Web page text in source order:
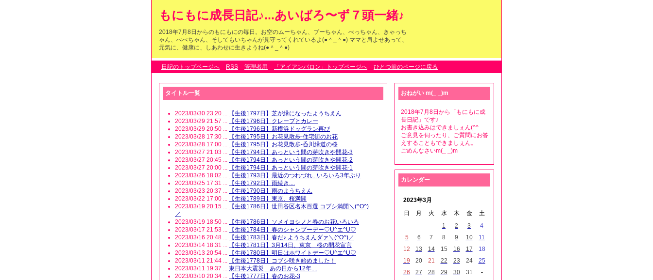
もにもに成長日記♪...あいばろ〜ず７頭一緒♪
2018年7月8日からのもにもにの毎日。お空のムーちゃん、ブーちゃん、べっちゃん、きゃっち
ゃん、べべちゃん、そしてもいちゃんが見守ってくれているよ(●＾_＾●) ママと肩よせあって、
元気に、健康に、しあわせに生きようね(●＾_＾●)
日記のトップページへ RSS 管理者用 「アイアンバロン」トップページへ ひとつ前のページに戻る
タイトル一覧
2023/03/30 23:20 ...
【生後1797日】芝が緑になったようちえん
2023/03/29 21:57 ...
【生後1796日】クレープとカレー
2023/03/29 20:50 ...
【生後1796日】新横浜ドッグラン再び
2023/03/28 17:30 ...
【生後1795日】お花見散歩-住宅街のお花
2023/03/28 17:00 ...
【生後1795日】お花見散歩-呑川緑道の桜
2023/03/27 21:03 ...
【生後1794日】あっという間の芽吹きや開花-3
2023/03/27 20:45 ...
【生後1794日】あっという間の芽吹きや開花-2
2023/03/27 20:00 ...
【生後1794日】あっという間の芽吹きや開花-1
2023/03/26 18:02 ...
【生後1793日】最近のつれづれ...いろいろ3年ぶり
2023/03/25 17:31 ...
【生後1792日】雨続き....
2023/03/23 20:37 ...
【生後1790日】雨のようちえん
2023/03/22 17:00 ...
【生後1789日】東京、桜満開
2023/03/19 20:15 ...
【生後1786日】世田谷区名木百選 コブシ満開＼(^O^)
／
2023/03/19 18:50 ...
【生後1786日】ソメイヨシノと春のお花いろいろ
2023/03/17 21:53 ...
【生後1784日】春のシャンプーデー♡U^エ^U♡
2023/03/16 20:48 ...
【生後1783日】春だ♪ ようちえんダァ＼(^O^)／
2023/03/14 18:31 ...
【生後1781日】3月14日、東京 桜の開花宣言
2023/03/13 20:54 ...
【生後1780日】明日はホワイトデー♡U^エ^U♡
2023/03/11 21:44 ...
【生後1778日】コブシ咲き始めました！
2023/03/11 19:37 ... 東日本大震災 あの日から12年....
2023/03/10 20:34 ...
【生後1777日】春のお花-3
おねがい m(_ _)m
2018年7月8日から「もにもに成
長日記」です♪
お書き込みはできましぇん(^^ゞ
ご意見を伺ったり、ご質問にお答
えすることもできましぇん。
ごめんなさいm(_ _)m
カレンダー
2023年3月
日
月 火 水 木 金
土
-
- - 1 2 3
4
5
6 7 8 9 10
11
12
13 14 15 16 17
18
19
20 21 22 23 24
25
26
27 28 29 30 31
-